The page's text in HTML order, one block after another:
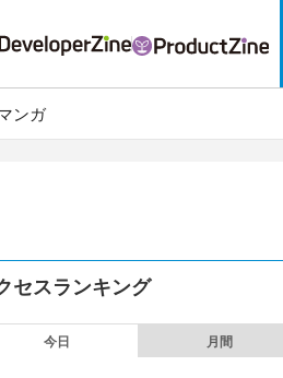
ンガ
セスランキング
今日 月間